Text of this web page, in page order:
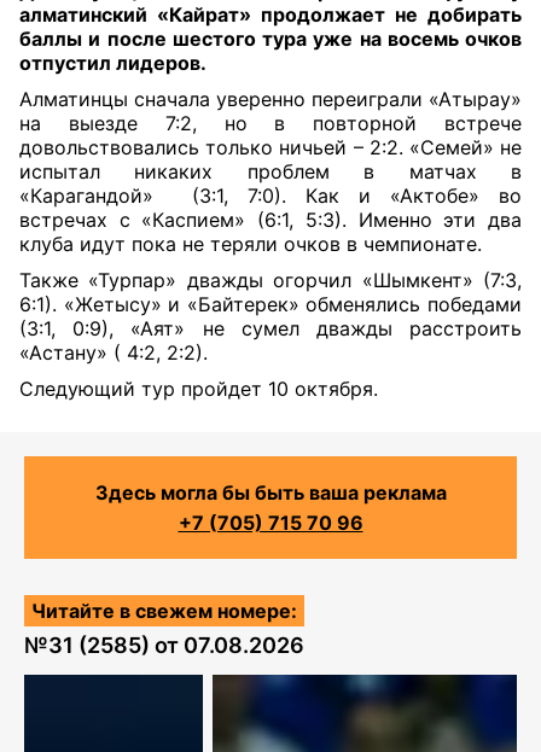
алматинский «Кайрат» продолжает не добирать
баллы и после шестого тура уже на восемь очков
отпустил лидеров.
Алматинцы сначала уверенно переиграли «Атырау»
на выезде 7:2, но в повторной встрече
довольствовались только ничьей – 2:2. «Семей» не
испытал никаких проблем в матчах в
«Карагандой»
(3:1, 7:0). Как и «Актобе» во
встречах с «Каспием» (6:1, 5:3). Именно эти два
клуба идут пока не теряли очков в чемпионате.
Также «Турпар» дважды огорчил «Шымкент» (7:3,
6:1). «Жетысу» и «Байтерек» обменялись победами
(3:1, 0:9), «Аят» не сумел дважды расстроить
«Астану» ( 4:2, 2:2).
Следующий тур пройдет 10 октября.
Здесь могла бы быть ваша реклама
+7 (705) 715 70 96
Читайте в свежем номере:
№31 (2585) от 07.08.2026